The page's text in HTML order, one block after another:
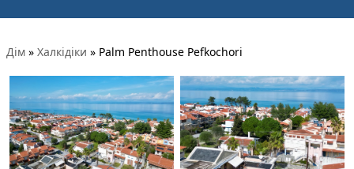
Дім » Халкідіки » Palm Penthouse Pefkochori